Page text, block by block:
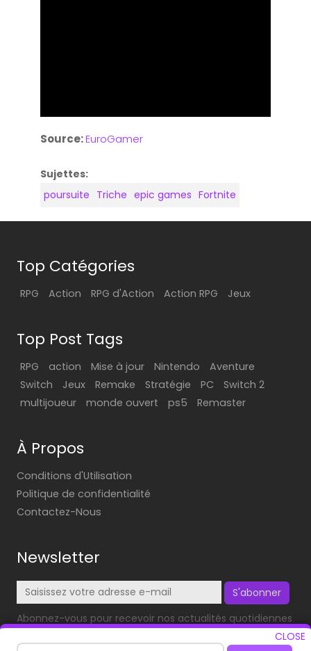
Source:EuroGamer
Sujettes:
poursuite Triche epic games Fortnite
CLOSE
Top Catégories
RPG Action RPG d'Action Action RPG Jeux
Top Post Tags
RPG action Mise à jour Nintendo
Aventure
Switch
Jeux Remake Stratégie PC
Switch 2
multijoueur
monde ouvert ps5 Remaster
À Propos
Conditions d'Utilisation
Politique de confidentialité
Contactez-Nous
Newsletter
S'abonner
Abonnez-vous pour recevoir nos actualités quotidiennes